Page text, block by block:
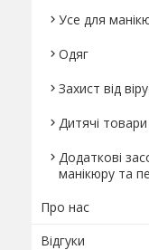
Усе для
Одяг
Захист від
Дитячі товари
Додаткові
манікюру та
Про нас
Відгуки